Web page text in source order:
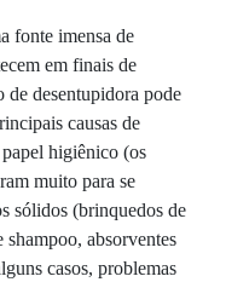
fonte imensa de
em finais de
de desentupidora pode
causas de
higiênico (os
muito para se
sólidos (brinquedos de
shampoo, absorventes
casos, problemas